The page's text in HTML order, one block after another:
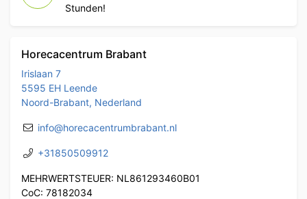
Stunden!
Horecacentrum Brabant
Irislaan 7
5595 EH Leende
Noord-Brabant, Nederland
info@horecacentrumbrabant.nl
+31850509912
MEHRWERTSTEUER: NL861293460B01
CoC: 78182034